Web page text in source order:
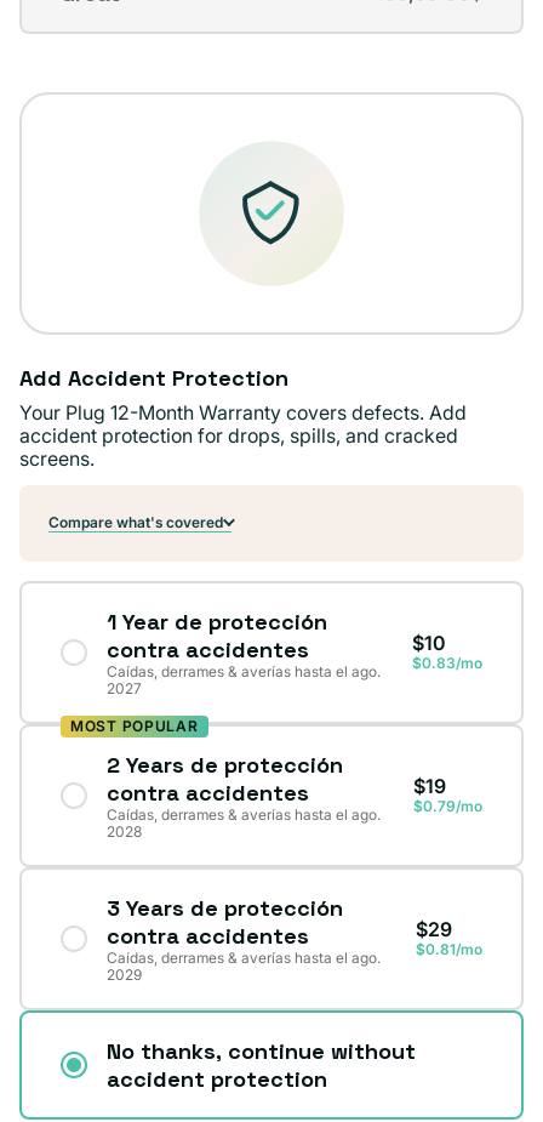
no
disponible
agotada
no
Add Accident Protection
Your Plug 12-Month Warranty covers defects. Add
accident protection for drops, spills, and cracked
screens.
Compare what's covered
1 Year de protección
contra accidentes
Caídas, derrames & averías hasta el ago.
2027
$10
$0.83/mo
MOST POPULAR
2 Years de protección
contra accidentes
Caídas, derrames & averías hasta el ago.
2028
$19
$0.79/mo
3 Years de protección
contra accidentes
Caídas, derrames & averías hasta el ago.
2029
$29
$0.81/mo
No thanks, continue without
accident protection